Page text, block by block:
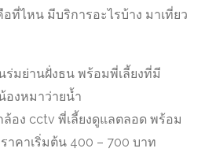
อที่ไหน มีบริการอะไรบ้าง มาเที่ยว
ร่มย่านฝั่งธน พร้อมพี่เลี้ยงที่มี
งหมาว่ายน้ำ
อง cctv พี่เลี้ยงดูแลตลอด พร้อม
าคาเริ่มต้น 400 – 700 บาท